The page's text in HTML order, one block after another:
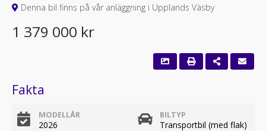
Denna bil finns på vår anläggning i Upplands Väsby
1 379 000 kr
Fakta
MODELLÅR
2026
BILTYP
Transportbil (med flak)